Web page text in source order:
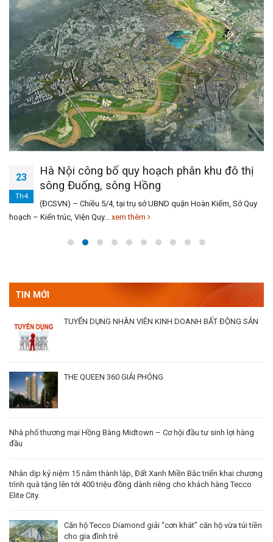
23
Th4
Hà Nội công bố quy hoạch phân khu đô thị
sông Đuống, sông Hồng
(ĐCSVN) – Chiều 5/4, tại trụ sở UBND quận Hoàn Kiếm, Sở Quy
hoạch – Kiến trúc, Viện Quy... xem thêm
TIN MỚI
TUYỂN DỤNG NHÂN VIÊN KINH DOANH BẤT ĐỘNG SẢN
THE QUEEN 360 GIẢI PHÓNG
Nhà phố thương mại Hồng Bàng Midtown – Cơ hội đầu tư sinh lợi hàng
đầu
Nhân dịp kỷ niệm 15 năm thành lập, Đất Xanh Miền Bắc triển khai chương
trình quà tặng lên tới 400 triệu đồng dành riêng cho khách hàng Tecco
Elite City.
Căn hộ Tecco Diamond giải “cơn khát” căn hộ vừa túi tiền
cho gia đình trẻ